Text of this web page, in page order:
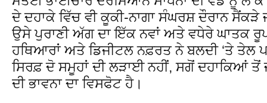
ਦੇ ਦਹਾਕੇ ਵਿੱਚ ਵੀ ਕੂਕੀ-ਨਾਗਾ ਸੰਘਰਸ਼ ਦੌਰਾਨ
ਉਸੇ ਪੁਰਾਣੀ ਅੱਗ ਦਾ ਇੱਕ ਨਵਾਂ ਅਤੇ ਵਧੇਰੇ ਘਾਤਕ
ਹਥਿਆਰਾਂ ਅਤੇ ਡਿਜੀਟਲ ਨਫ਼ਰਤ ਨੇ ਬਲਦੀ ‘ਤੇ ਤੇਲ
ਸਿਰਫ਼ ਦੋ ਸਮੂਹਾਂ ਦੀ ਲੜਾਈ ਨਹੀਂ, ਸਗੋਂ ਦਹਾਕਿਆਂ
ਦੀ ਭਾਵਨਾ ਦਾ ਵਿਸਫੋਟ ਹੈ।